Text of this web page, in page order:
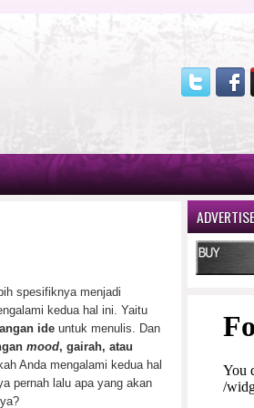
spesifiknya menjadi
kedua hal ini. Yaitu
ide untuk menulis. Dan
mood, gairah, atau
Anda mengalami kedua hal
pernah lalu apa yang akan